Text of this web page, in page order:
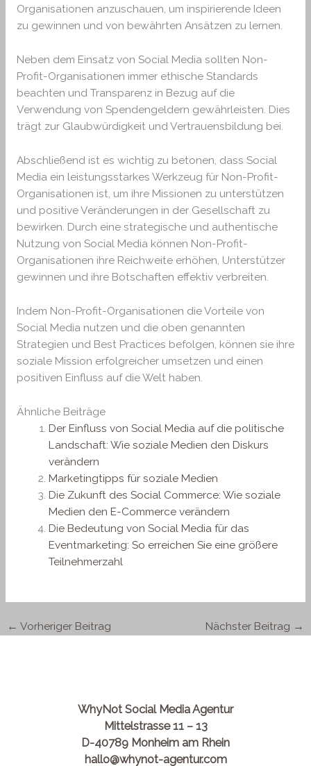
Organisationen anzuschauen, um inspirierende Ideen
zu gewinnen und von bewährten Ansätzen zu lernen.
Neben dem Einsatz von Social Media sollten Non-
Profit-Organisationen immer ethische Standards
beachten und Transparenz in Bezug auf die
Verwendung von Spendengeldern gewährleisten. Dies
trägt zur Glaubwürdigkeit und Vertrauensbildung bei.
Abschließend ist es wichtig zu betonen, dass Social
Media ein leistungsstarkes Werkzeug für Non-Profit-
Organisationen ist, um ihre Missionen zu unterstützen
und positive Veränderungen in der Gesellschaft zu
bewirken. Durch eine strategische und authentische
Nutzung von Social Media können Non-Profit-
Organisationen ihre Reichweite erhöhen, Unterstützer
gewinnen und ihre Botschaften effektiv verbreiten.
Indem Non-Profit-Organisationen die Vorteile von
Social Media nutzen und die oben genannten
Strategien und Best Practices befolgen, können sie ihre
soziale Mission erfolgreicher umsetzen und einen
positiven Einfluss auf die Welt haben.
Ähnliche Beiträge
Der Einfluss von Social Media auf die politische
Landschaft: Wie soziale Medien den Diskurs
verändern
Marketingtipps für soziale Medien
Die Zukunft des Social Commerce: Wie soziale
Medien den E-Commerce verändern
Die Bedeutung von Social Media für das
Eventmarketing: So erreichen Sie eine größere
Teilnehmerzahl
← Vorheriger Beitrag Nächster Beitrag →
WhyNot Social Media Agentur
Mittelstrasse 11 – 13
D-40789 Monheim am Rhein
hallo@whynot-agentur.com